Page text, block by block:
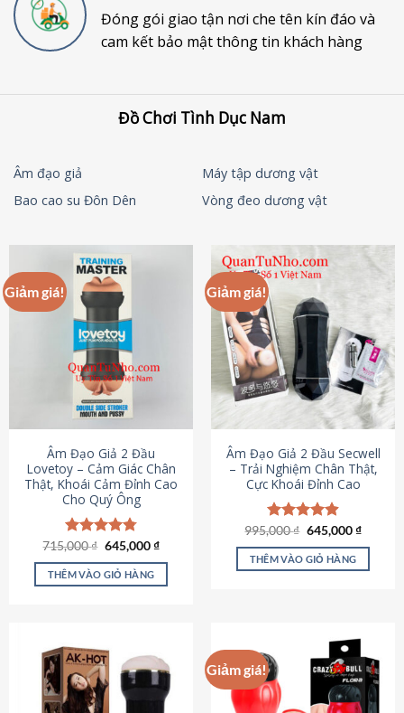
Đóng gói giao tận nơi che tên kín đáo và
cam kết bảo mật thông tin khách hàng
Đồ Chơi Tình Dục Nam
Âm đạo giả
Máy tập dương vật
Bao cao su Đôn Dên
Vòng đeo dương vật
Giảm giá!
Âm Đạo Giả 2 Đầu
Lovetoy – Cảm Giác Chân
Thật, Khoái Cảm Đỉnh Cao
Cho Quý Ông
Được xếp
hạng4.79
5 sao
715,000₫ Giá
là:
715,000 ₫.
645,000₫Giá
tại
THÊM VÀO GIỎ HÀNG
Giảm giá!
Âm Đạo Giả 2 Đầu Secwell
– Trải Nghiệm Chân Thật,
Cực Khoái Đỉnh Cao
Được xếp
hạng4.88
5 sao
995,000₫ Giá
là:
995,000 ₫.
645,000₫Giá
tại
THÊM VÀO GIỎ HÀNG
Giảm giá!